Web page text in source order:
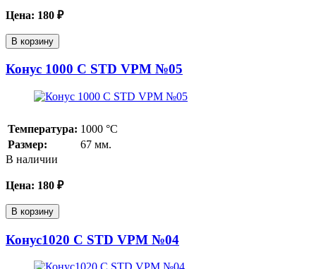
Цена: 180 ₽
В корзину
Конус 1000 С STD VPM №05
Температура: 1000 °С
Размер:
67 мм.
В наличии
Цена: 180 ₽
В корзину
Конус1020 С STD VPM №04